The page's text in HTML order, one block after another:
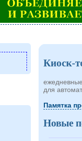
Киоск-
для
Памятка
Новые